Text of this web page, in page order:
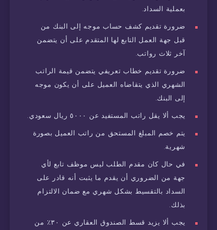
بعملية السداد.
ضرورة تقديم كشف حساب موجه إلى البنك من
قبل جهة العمل التابع لها المتقدم على أن يتضمن
آخر ثلاث رواتب.
ضرورة تقديم خطاب تعريفي يتضمن قيمة الراتب
الشهري الذي يتقاضاه العميل على أن يكون موجه
إلى البنك.
يجب ألا يقل راتب المستفيد عن ٥٠٠٠ ريال سعودي.
يتم خصم المبلغ المستحق من راتب العميل بصورة
شهرية.
في حال كان مقدم الطلب ليس موظف تابع لأي
جهة من الضروري أن يقدم ما يثبت أنه قادر على
السداد بالتقسيط بشكل شهري مع ضمان الالتزام
بذلك.
يجب ألا يزيد قسط الصندوق العقاري عن ٣٠٪ من